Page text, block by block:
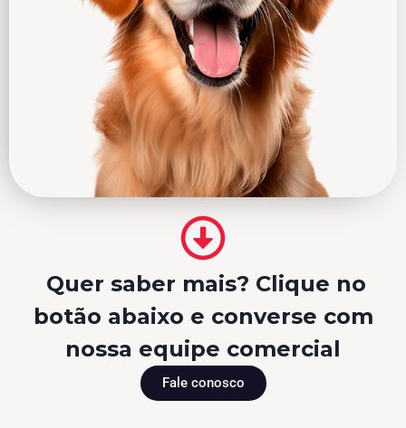
Quer saber mais? Clique no
botão abaixo e converse com
nossa equipe comercial
Fale conosco